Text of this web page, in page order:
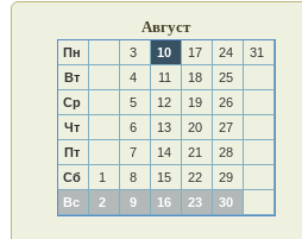
Август
Пн 3 10 17 24
31
Вт
4 11 18
25
Ср
5 12 19
26
Чт
6 13 20
27
Пт
7 14 21
28
Сб
1 8 15 22
29
Вс
2 9 16 23 30